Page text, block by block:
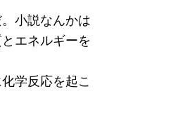
小説なんかは
エネルギーを
学反応を起こ